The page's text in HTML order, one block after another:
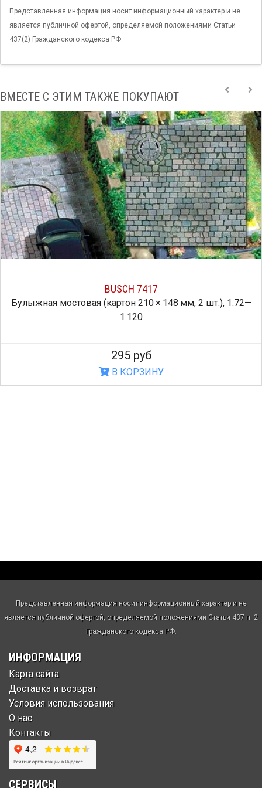
Представленная информация носит информационный характер и не
является публичной офертой, определяемой положениями Статьи
437(2) Гражданского кодекса РФ.
ВМЕСТЕ С ЭТИМ ТАКЖЕ ПОКУПАЮТ
BUSCH 7417
Булыжная мостовая (картон 210 × 148 мм, 2 шт.), 1:72—
1:120
295 руб
В КОРЗИНУ
Представленная информация носит информационный характер и не
является публичной офертой, определяемой положениями Статьи 437 п. 2
Гражданского кодекса РФ.
ИНФОРМАЦИЯ
Карта сайта
Доставка и возврат
Условия использования
О нас
Контакты
СЕРВИСЫ